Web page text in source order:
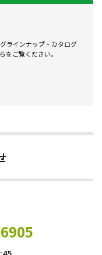
ラインナップ・カタログ
をご覧ください。